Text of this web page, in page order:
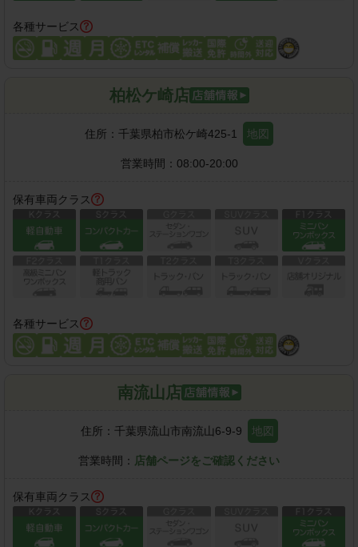
各種サービス
柏松ケ崎店
住所： 千葉県柏市松ケ崎425-1 地図
営業時間： 08:00-20:00
保有車両クラス
各種サービス
南流山店
住所： 千葉県流山市南流山6-9-9 地図
営業時間： 店舗ページをご確認ください
保有車両クラス